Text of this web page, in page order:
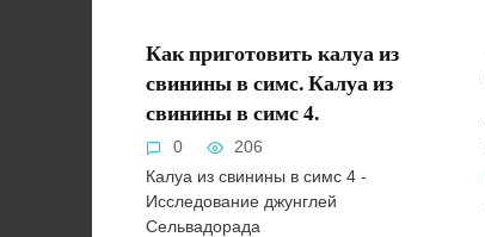
Как приготовить калуа из
свинины в симс. Калуа из
свинины в симс 4.
0 206
Калуа из свинины в симс 4 -
Исследование джунглей
Сельвадорада